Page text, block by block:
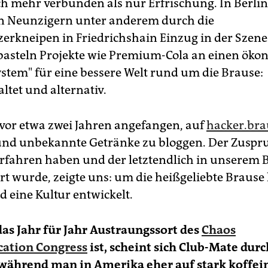
mehr verbunden als nur Erfrischung. In
Neunzigern unter anderem durch die
in Friedrichshain Einzug in der
Projekte wie Premium-Cola an einen
für eine bessere Welt rund um die Brause:
und alternativ.
etwa zwei Jahren angefangen, auf
unbekannte Getränke zu bloggen. Der
haben und der letztendlich in unserem
wurde, zeigte uns: um die heißgeliebte Brause
eine Kultur entwickelt.
Jahr für Jahr Austraungssort desChaos
Congressist, scheint sich Club-Mate
man in Amerika eher auf stark